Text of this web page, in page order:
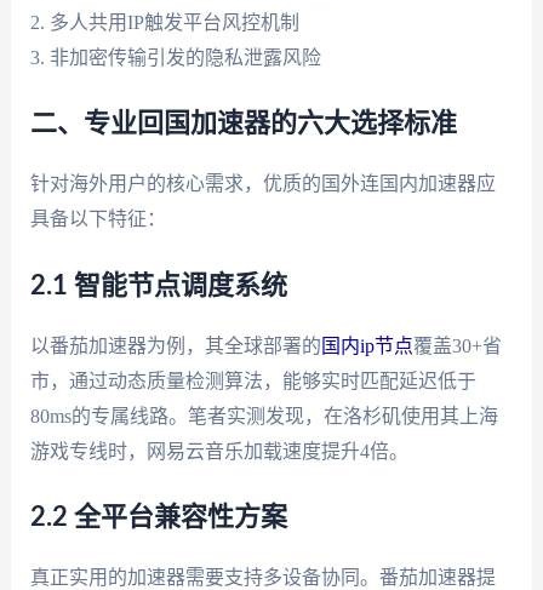
2. 多人共用IP触发平台风控机制
3. 非加密传输引发的隐私泄露风险
二、专业回国加速器的六大选择标准
针对海外用户的核心需求，优质的国外连国内加速器应
具备以下特征：
2.1 智能节点调度系统
以番茄加速器为例，其全球部署的 国内ip节点覆盖30+省
市，通过动态质量检测算法，能够实时匹配延迟低于
80ms的专属线路。笔者实测发现，在洛杉矶使用其上海
游戏专线时，网易云音乐加载速度提升4倍。
2.2 全平台兼容性方案
真正实用的加速器需要支持多设备协同。番茄加速器提